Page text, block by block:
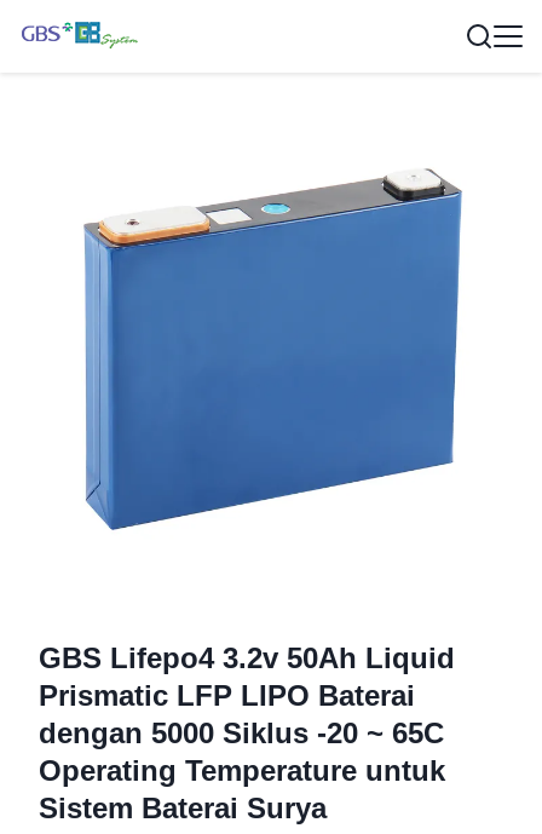
GBS Lifepo4 3.2v 50Ah Liquid
Prismatic LFP LIPO Baterai
dengan 5000 Siklus -20 ~ 65C
Operating Temperature untuk
Sistem Baterai Surya